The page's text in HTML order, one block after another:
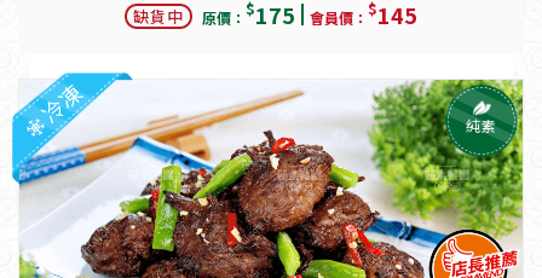
缺貨中 原價： $175 會員價： $145
冷凍 純素